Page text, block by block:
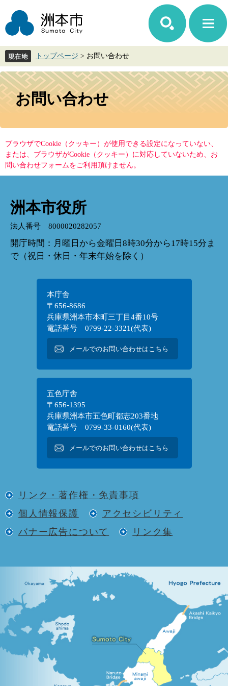
ジ
先
で
す。
ュ
を
ば
し
て
トップページ > お問い合わせ
本
文
お問い合わせ
ブラウザでCookie（クッキー）が使用できる設定になっていない、
または、ブラウザがCookie（クッキー）に対応していないため、お
問い合わせフォームをご利用頂けません。
洲本市役所
法人番号 8000020282057
開庁時間：月曜日から金曜日8時30分から17時15分ま
で（祝日・休日・年末年始を除く）
本庁舎
〒656-8686
兵庫県洲本市本町三丁目4番10号
電話番号 0799-22-3321(代表)
メールでのお問い合わせはこちら
五色庁舎
〒656-1395
兵庫県洲本市五色町都志203番地
電話番号 0799-33-0160(代表)
メールでのお問い合わせはこちら
リンク・著作権・免責事項
個人情報保護
アクセシビリティ
バナー広告について
リンク集